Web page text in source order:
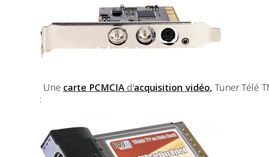
Une carte PCMCIA d'acquisition vidéo, Tuner Télé
: